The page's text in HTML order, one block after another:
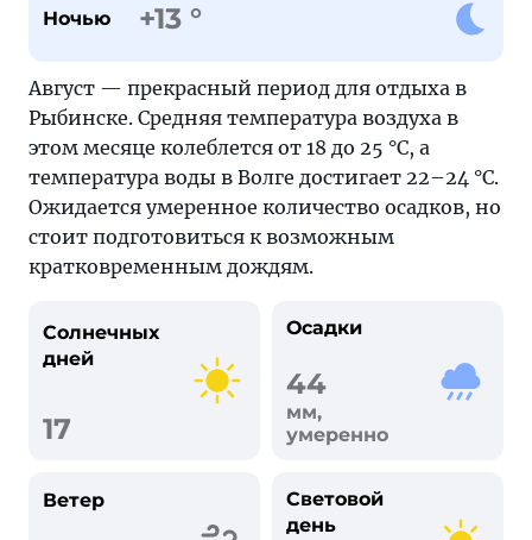
Ночью +13 °
Август — прекрасный период для отдыха в
Рыбинске. Средняя температура воздуха в
этом месяце колеблется от 18 до 25 °С, а
температура воды в Волге достигает 22–24 °С.
Ожидается умеренное количество осадков, но
стоит подготовиться к возможным
кратковременным дождям.
Солнечных
дней
17
Осадки
44
мм,
умеренно
Ветер
Световой
день